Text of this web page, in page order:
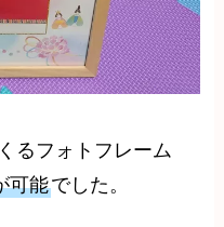
るフォトフレーム
可能でした。